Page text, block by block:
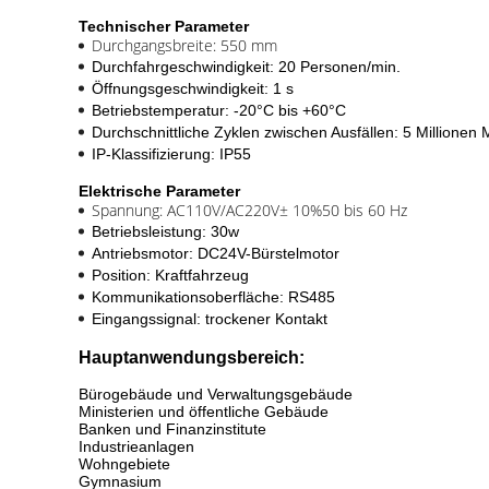
Technischer Parameter
Durchgangsbreite: 550 mm
Durchfahrgeschwindigkeit: 20 Personen/min.
Öffnungsgeschwindigkeit: 1 s
Betriebstemperatur: -20°C bis +60°C
Durchschnittliche Zyklen zwischen Ausfällen: 5 Millionen
IP-Klassifizierung: IP55
Elektrische Parameter
Spannung: AC110V/AC220V± 10%50 bis 60 Hz
Betriebsleistung: 30w
Antriebsmotor: DC24V-Bürstelmotor
Position: Kraftfahrzeug
Kommunikationsoberfläche: RS485
Eingangssignal: trockener Kontakt
Hauptanwendungsbereich:
Bürogebäude und Verwaltungsgebäude
Ministerien und öffentliche Gebäude
Banken und Finanzinstitute
Industrieanlagen
Wohngebiete
Gymnasium